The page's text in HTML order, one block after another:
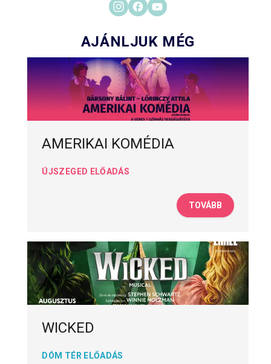
AJÁNLJUK MÉG
AMERIKAI KOMÉDIA
ÚJSZEGED ELŐADÁS
TOVÁBB
WICKED
DÓM TÉR ELŐADÁS